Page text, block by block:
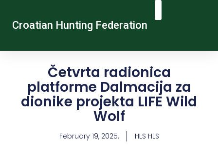
Croatian Hunting Federation
Četvrta radionica
platforme Dalmacija za
dionike projekta LIFE Wild
Wolf
February 19, 2025. HLS HLS